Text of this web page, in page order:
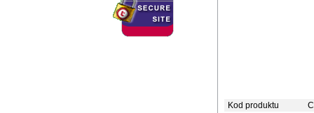
Kod produktu